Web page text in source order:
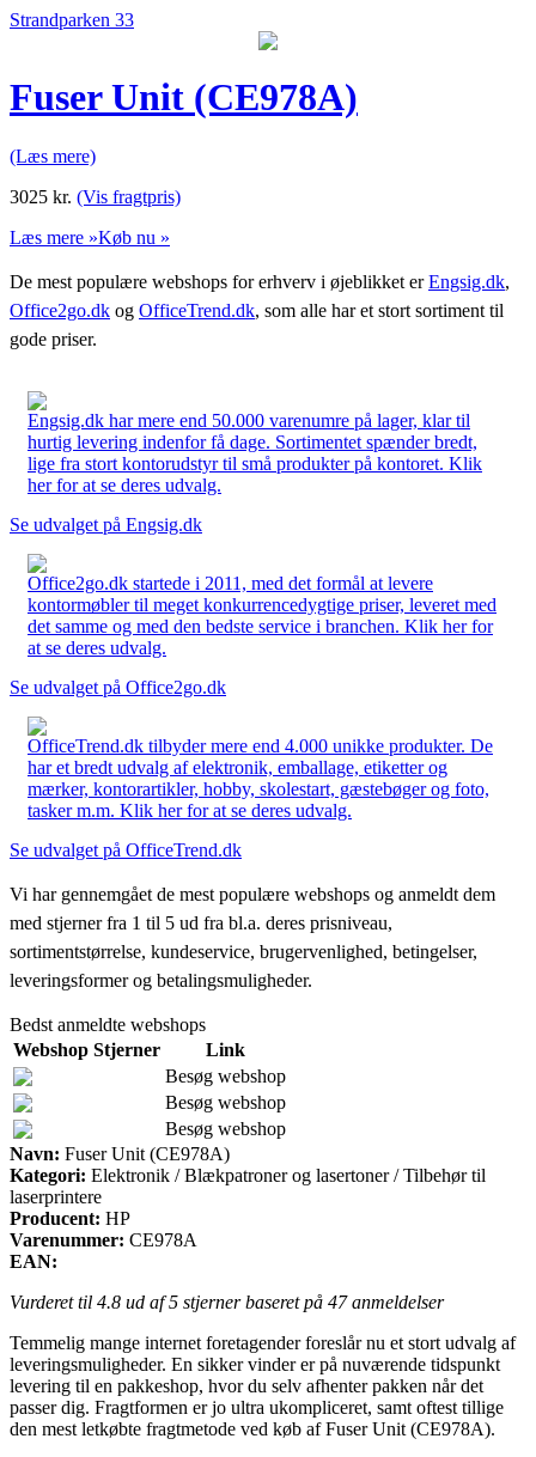
Strandparken 33
Fuser Unit (CE978A)
(Læs mere)
3025 kr. (Vis fragtpris)
Læs mere »Køb nu »
De mest populære webshops for erhverv i øjeblikket erEngsig.dk,
Office2go.dk og OfficeTrend.dk, som alle har et stort sortiment til
gode priser.
Engsig.dk har mere end 50.000 varenumre på lager, klar til
hurtig levering indenfor få dage. Sortimentet spænder bredt,
lige fra stort kontorudstyr til små produkter på kontoret. Klik
her for at se deres udvalg.
Se udvalget på Engsig.dk
Office2go.dk startede i 2011, med det formål at levere
kontormøbler til meget konkurrencedygtige priser, leveret med
det samme og med den bedste service i branchen. Klik her for
at se deres udvalg.
Se udvalget på Office2go.dk
OfficeTrend.dk tilbyder mere end 4.000 unikke produkter. De
har et bredt udvalg af elektronik, emballage, etiketter og
mærker, kontorartikler, hobby, skolestart, gæstebøger og foto,
tasker m.m. Klik her for at se deres udvalg.
Se udvalget på OfficeTrend.dk
Vi har gennemgået de mest populære webshops og anmeldt dem
med stjerner fra 1 til 5 ud fra bl.a. deres prisniveau,
sortimentstørrelse, kundeservice, brugervenlighed, betingelser,
leveringsformer og betalingsmuligheder.
Bedst anmeldte webshops
Webshop Stjerner
Link
Besøg webshop
Besøg webshop
Besøg webshop
Navn: Fuser Unit (CE978A)
Kategori: Elektronik / Blækpatroner og lasertoner / Tilbehør til
laserprintere
Producent: HP
Varenummer: CE978A
EAN:
Vurderet til 4.8 ud af 5 stjerner baseret på 47anmeldelser
Temmelig mange internet foretagender foreslår nu et stort udvalg af
leveringsmuligheder. En sikker vinder er på nuværende tidspunkt
levering til en pakkeshop, hvor du selv afhenter pakken når det
passer dig. Fragtformen er jo ultra ukompliceret, samt oftest tillige
den mest letkøbte fragtmetode ved køb af Fuser Unit (CE978A).